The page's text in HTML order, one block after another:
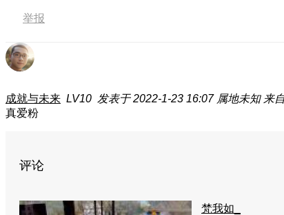
举报
成就与未来 LV10 发表于 2022-1-23 16:07 属地未知 来
真爱粉
评论
梵我如_